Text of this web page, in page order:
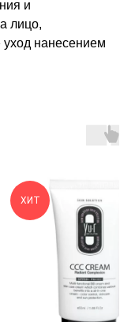
и
лицо,
нанесением
ХИТ